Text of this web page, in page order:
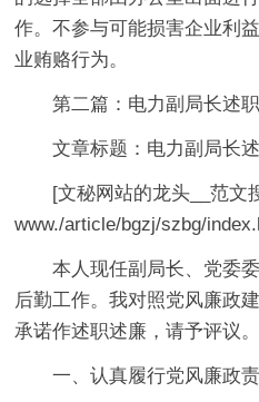
作。不参与可能损害企业利
业贿赂行为。
第二篇：电力副局长述
文章标题：电力副局长
[文秘网站的龙头__范文
www./article/bgzj/szbg/
本人现任副局长、党委
后勤工作。我对照党风廉政
承诺作述职述廉，请予评议。
一、认真履行党风廉政